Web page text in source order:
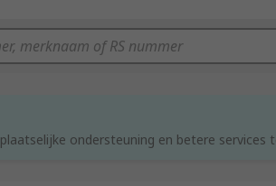
ondersteuning en betere services